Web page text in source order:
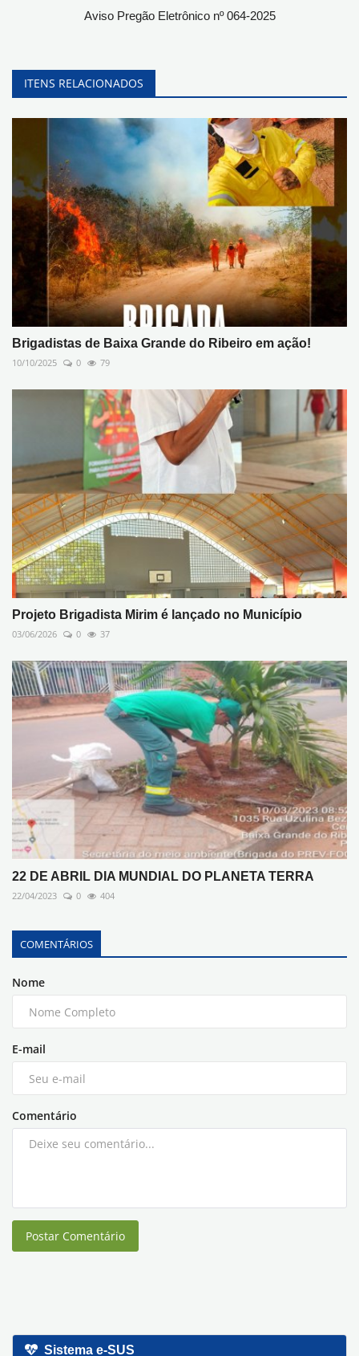
Aviso Pregão Eletrônico nº 064-2025
ITENS RELACIONADOS
Brigadistas de Baixa Grande do Ribeiro em ação!
10/10/2025 0 79
Projeto Brigadista Mirim é lançado no Município
03/06/2026 0 37
22 DE ABRIL DIA MUNDIAL DO PLANETA TERRA
22/04/2023 0 404
COMENTÁRIOS
Nome
E-mail
Comentário
Postar Comentário
Sistema e-SUS